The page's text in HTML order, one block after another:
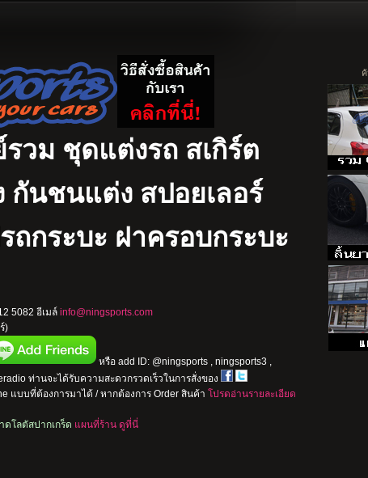
วม ชุดแต่งรถ สเกิร์ต
นชนแต่ง สปอยเลอร์
ถกระบะ ฝาครอบกระบะ
5082 อีเมล์ info@ningsports.com
)
หรือ add ID: @ningsports , ningsports3 ,
ท่านจะได้รับความสะดวกรวดเร็วในการสั่งของ
แบบที่ต้องการมาได้ / หากต้องการ Order สินค้า โปรดอ่านรายละเอียด
ดโลตัสปากเกร็ด แผนที่ร้าน ดูที่นี่